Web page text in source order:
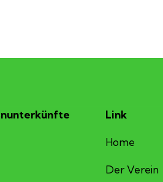
Link
Home
Der Verein